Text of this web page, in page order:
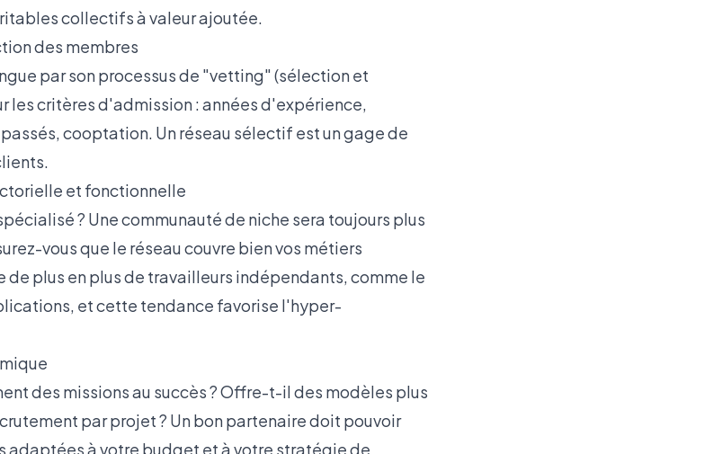
collectifs à valeur ajoutée.
des membres
par son processus de "vetting" (sélection et
les critères d'admission : années d'expérience,
cooptation. Un réseau sélectif est un gage de
et fonctionnelle
? Une communauté de niche sera toujours plus
vous que le réseau couvre bien vos métiers
plus en plus de travailleurs indépendants, comme le
, et cette tendance favorise l'hyper-
des missions au succès ? Offre-t-il des modèles plus
par projet ? Un bon partenaire doit pouvoir
adaptées à votre budget et à votre stratégie de